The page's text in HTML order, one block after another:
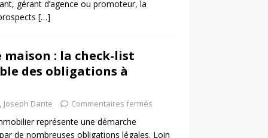
gérant d’agence ou promoteur, la
[…]
: la check-list
des obligations à
Joseph Dante Commentaires fermés
représente une démarche
de nombreuses obligations légales. Loin